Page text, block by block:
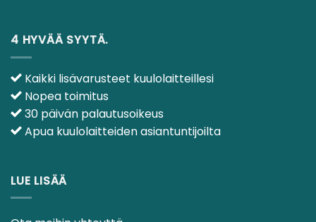
4 HYVÄÄ SYYTÄ.
Kaikki lisävarusteet kuulolaitteillesi
Nopea toimitus
30 päivän palautusoikeus
Apua kuulolaitteiden asiantuntijoilta
LUE LISÄÄ